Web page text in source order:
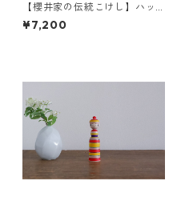
【櫻井家の伝統こけし】ハッ
ト帽c-1
¥7,200